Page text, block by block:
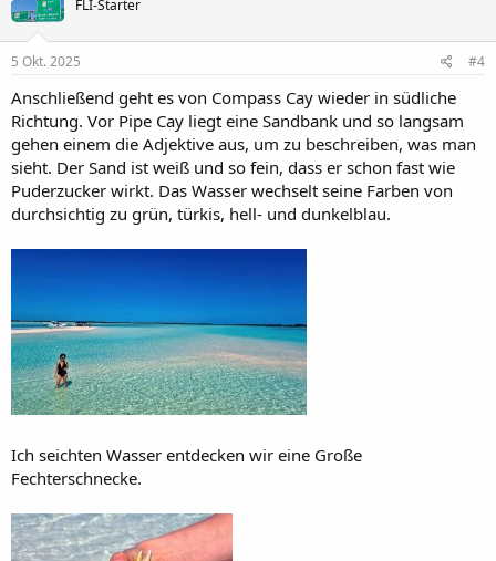
i
o
n
e
:
FLI-Starter
5 Okt. 2025 #4
Anschließend geht es von Compass Cay wieder in südliche
Richtung. Vor Pipe Cay liegt eine Sandbank und so langsam
gehen einem die Adjektive aus, um zu beschreiben, was man
sieht. Der Sand ist weiß und so fein, dass er schon fast wie
Puderzucker wirkt. Das Wasser wechselt seine Farben von
durchsichtig zu grün, türkis, hell- und dunkelblau.
Ich seichten Wasser entdecken wir eine Große
Fechterschnecke.